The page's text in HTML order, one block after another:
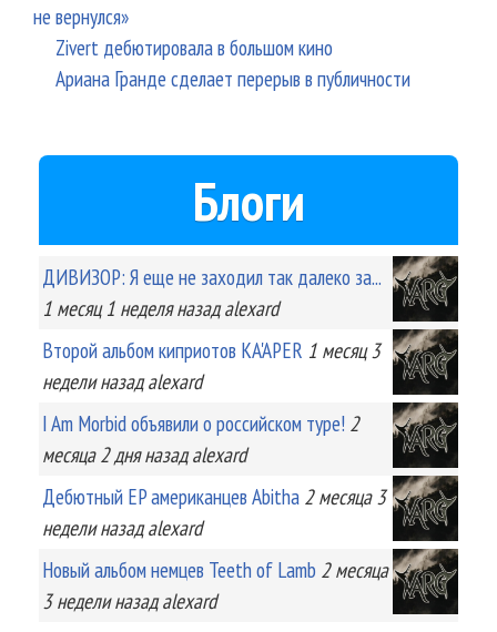
не вернулся»
Zivert дебютировала в большом кино
Ариана Гранде сделает перерыв в публичности
Блоги
ДИВИЗОР: Я еще не заходил так далеко за...
1 месяц 1 неделяназад alexard
Второй альбом киприотов KA'APER 1 месяц 3
неделиназад alexard
I Am Morbid объявили о российском туре! 2
месяца 2 дняназад alexard
Дебютный EP американцев Abitha 2 месяца 3
неделиназад alexard
Новый альбом немцев Teeth of Lamb 2 месяца
3 неделиназад alexard